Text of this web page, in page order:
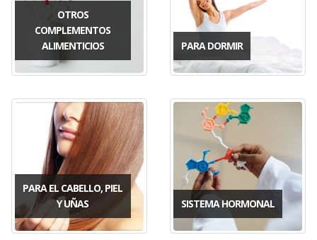
OTROS
COMPLEMENTOS
ALIMENTICIOS
PARA DORMIR
PARA EL CABELLO, PIEL
Y UÑAS
SISTEMA HORMONAL